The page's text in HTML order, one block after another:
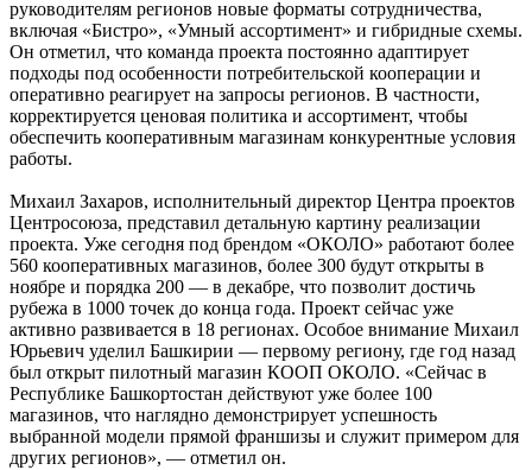
руководителям регионов новые форматы сотрудничества,
включая «Бистро», «Умный ассортимент» и гибридные схемы.
Он отметил, что команда проекта постоянно адаптирует
подходы под особенности потребительской кооперации и
оперативно реагирует на запросы регионов. В частности,
корректируется ценовая политика и ассортимент, чтобы
обеспечить кооперативным магазинам конкурентные условия
работы.
Михаил Захаров, исполнительный директор Центра проектов
Центросоюза, представил детальную картину реализации
проекта. Уже сегодня под брендом «ОКОЛО» работают более
560 кооперативных магазинов, более 300 будут открыты в
ноябре и порядка 200 — в декабре, что позволит достичь
рубежа в 1000 точек до конца года. Проект сейчас уже
активно развивается в 18 регионах. Особое внимание Михаил
Юрьевич уделил Башкирии — первому региону, где год назад
был открыт пилотный магазин КООП ОКОЛО. «Сейчас в
Республике Башкортостан действуют уже более 100
магазинов, что наглядно демонстрирует успешность
выбранной модели прямой франшизы и служит примером для
других регионов», — отметил он.